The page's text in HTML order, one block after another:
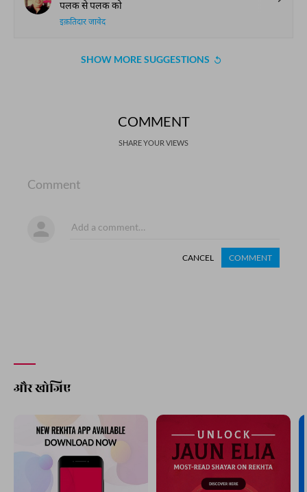
पलक से पलक को
इक़तिदार जावेद
SHOW MORE SUGGESTIONS
COMMENT
SHARE YOUR VIEWS
Comment
CANCEL COMMENT
और खोजिए